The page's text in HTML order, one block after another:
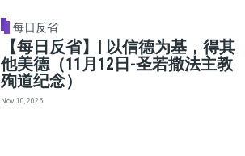
每日反省
【每日反省】| 以信德为基，得其
他美德（11月12日-圣若撒法主教
殉道纪念）
Nov 10, 2025